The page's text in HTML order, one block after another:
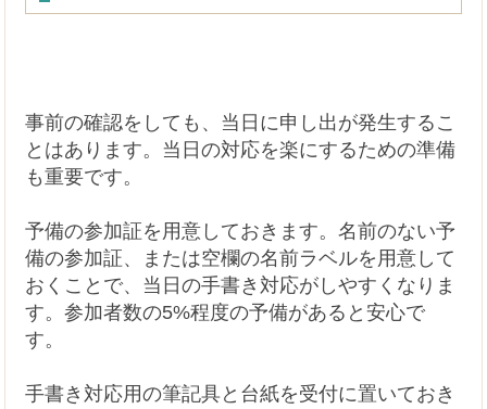
事前の確認をしても、当日に申し出が発生するこ
とはあります。当日の対応を楽にするための準備
も重要です。
予備の参加証を用意しておきます。名前のない予
備の参加証、または空欄の名前ラベルを用意して
おくことで、当日の手書き対応がしやすくなりま
す。参加者数の5%程度の予備があると安心で
す。
手書き対応用の筆記具と台紙を受付に置いておき